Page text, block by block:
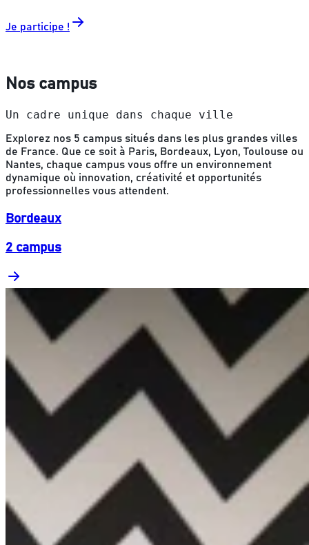
Je participe !
Nos campus
Un cadre unique dans chaque ville
Explorez nos 5 campus situés dans les plus grandes villes
de France. Que ce soit à Paris, Bordeaux, Lyon, Toulouse ou
Nantes, chaque campus vous offre un environnement
dynamique où innovation, créativité et opportunités
professionnelles vous attendent.
Bordeaux
2 campus